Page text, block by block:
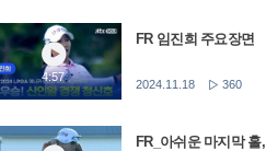
4:57
FR 임진희 주요장면
2024.11.18 360
FR_아쉬운 마지막 홀,